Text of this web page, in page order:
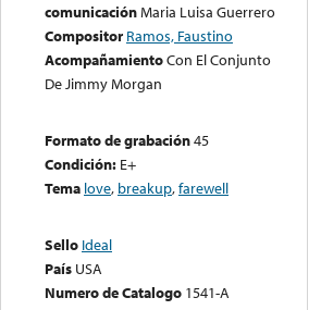
comunicaciónMaria Luisa Guerrero
Compositor Ramos, Faustino
AcompañamientoCon El Conjunto
De Jimmy Morgan
Formato de grabación45
Condición: E+
Tema love, breakup,farewell
Sello Ideal
País USA
Numero de Catalogo 1541-A